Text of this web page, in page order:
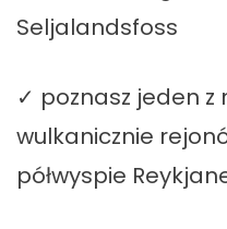
Seljalandsfoss
✓ poznasz jeden
wulkanicznie
półwyspie